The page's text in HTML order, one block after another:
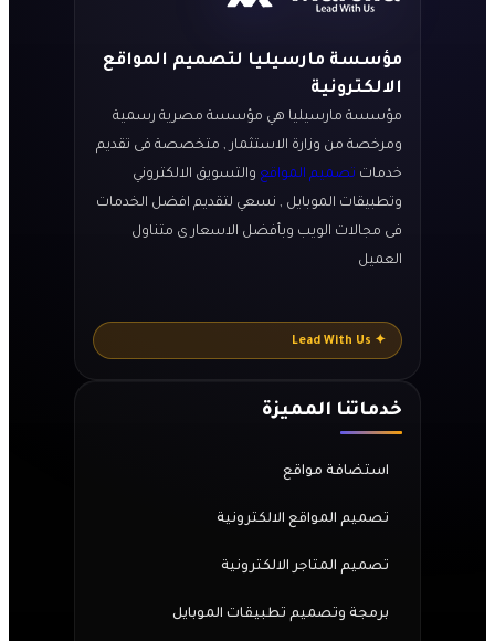
مؤسسة مارسيليا لتصميم المواقع
الالكترونية
مؤسسة مارسيليا هي مؤسسة مصرية رسمية
ومرخصة من وزارة الاستثمار , متخصصة فى تقديم
خدمات تصميم المواقع والتسويق الالكتروني
وتطبيقات الموبايل , نسعي لتقديم افضل الخدمات
فى مجالات الويب وبأفضل الاسعار ى متناول
العميل
✦ Lead With Us
خدماتنا المميزة
استضافة مواقع
تصميم المواقع الالكترونية
تصميم المتاجر الالكترونية
برمجة وتصميم تطبيقات الموبايل